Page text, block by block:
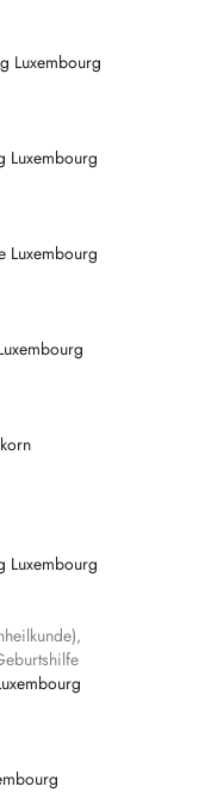
Luxembourg
Luxembourg
Luxembourg
Luxembourg